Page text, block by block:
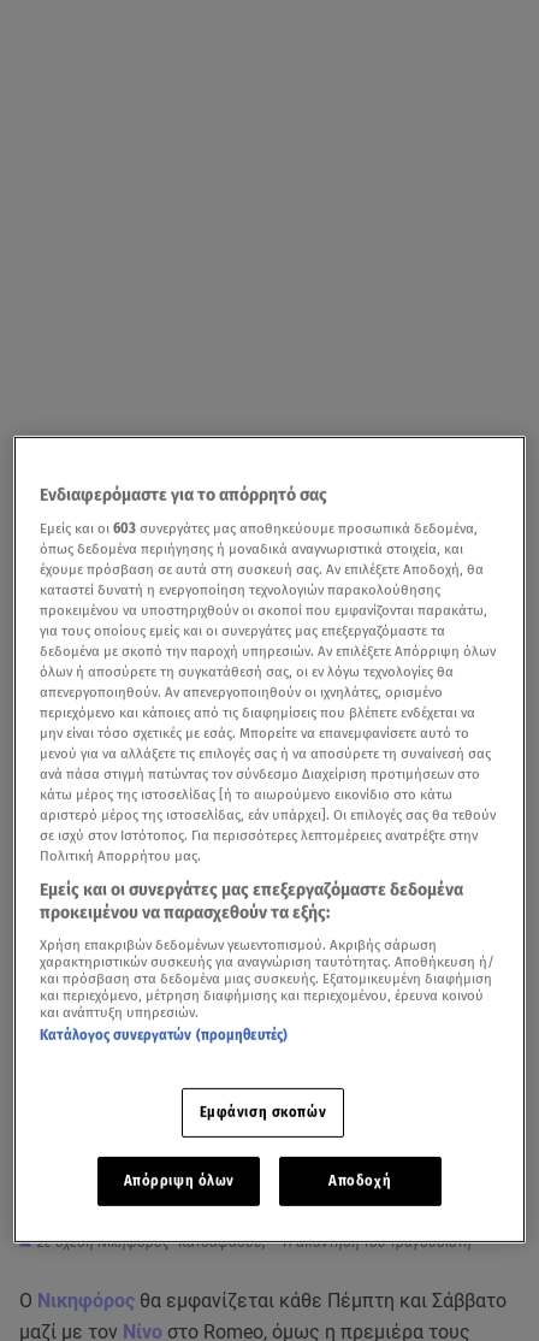
Σε σχέση Νικηφόρος- Κατσαφάδου; - Η απάντηση του τραγουδιστή
Ο Νικηφόρος θα εμφανίζεται κάθε Πέμπτη και Σάββατο
μαζί με τον Νίνο στο Romeo, όμως η πρεμιέρα τους
Ενδιαφερόμαστε για το απόρρητό σας
Εμείς και οι603 συνεργάτες μας αποθηκεύουμε προσωπικά δεδομένα,
όπως δεδομένα περιήγησης ή μοναδικά αναγνωριστικά στοιχεία, και
έχουμε πρόσβαση σε αυτά στη συσκευή σας. Αν επιλέξετε Αποδοχή, θα
καταστεί δυνατή η ενεργοποίηση τεχνολογιών παρακολούθησης
προκειμένου να υποστηριχθούν οι σκοποί που εμφανίζονται παρακάτω,
για τους οποίους εμείς και οι συνεργάτες μας επεξεργαζόμαστε τα
δεδομένα με σκοπό την παροχή υπηρεσιών. Αν επιλέξετε Απόρριψη όλων
όλων ή αποσύρετε τη συγκατάθεσή σας, οι εν λόγω τεχνολογίες θα
απενεργοποιηθούν. Αν απενεργοποιηθούν οι ιχνηλάτες, ορισμένο
περιεχόμενο και κάποιες από τις διαφημίσεις που βλέπετε ενδέχεται να
μην είναι τόσο σχετικές με εσάς. Μπορείτε να επανεμφανίσετε αυτό το
μενού για να αλλάξετε τις επιλογές σας ή να αποσύρετε τη συναίνεσή σας
ανά πάσα στιγμή πατώντας τον σύνδεσμο Διαχείριση προτιμήσεων στο
κάτω μέρος της ιστοσελίδας [ή το αιωρούμενο εικονίδιο στο κάτω
αριστερό μέρος της ιστοσελίδας, εάν υπάρχει]. Οι επιλογές σας θα τεθούν
σε ισχύ στον Ιστότοπος. Για περισσότερες λεπτομέρειες ανατρέξτε στην
Πολιτική Απορρήτου μας.
Εμείς και οι συνεργάτες μας επεξεργαζόμαστε δεδομένα
προκειμένου να παρασχεθούν τα εξής:
Χρήση επακριβών δεδομένων γεωεντοπισμού. Ακριβής σάρωση
χαρακτηριστικών συσκευής για αναγνώριση ταυτότητας. Αποθήκευση ή/
και πρόσβαση στα δεδομένα μιας συσκευής. Εξατομικευμένη διαφήμιση
και περιεχόμενο, μέτρηση διαφήμισης και περιεχομένου, έρευνα κοινού
και ανάπτυξη υπηρεσιών.
Κατάλογος συνεργατών (προμηθευτές)
Εμφάνιση σκοπών
Απόρριψη όλων Αποδοχή